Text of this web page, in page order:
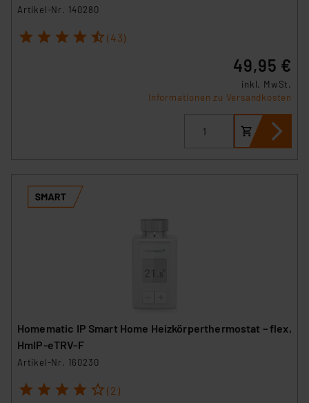
Artikel-Nr. 140280
1 2 3 4 5 (43)
49,95 €
inkl. MwSt.
Informationen zu Versandkosten
Homematic IP Smart Home Heizkörperthermostat – flex,
HmIP-eTRV-F
Artikel-Nr. 160230
1 2 3 4 5 (2)